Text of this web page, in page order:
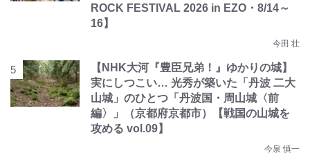
ROCK FESTIVAL 2026 in EZO・8/14～
16】
今田 壮
【NHK大河『豊臣兄弟！』ゆかりの城】
実にしつこい… 光秀が築いた「丹波 二大
山城」のひとつ「丹波国・周山城〈前
編〉」（京都府京都市）【戦国の山城を
攻める vol.09】
今泉 慎一